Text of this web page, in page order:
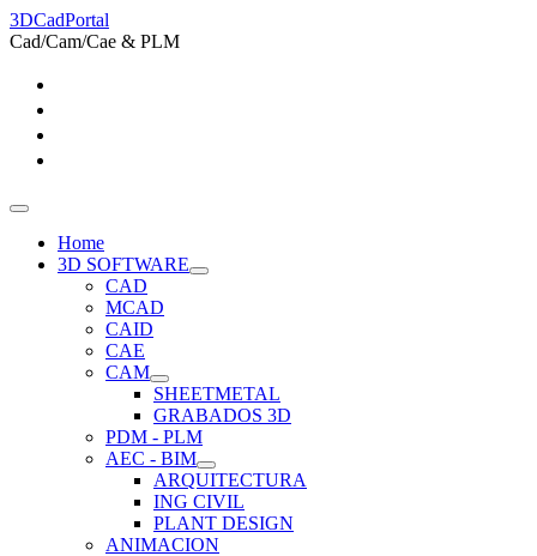
3DCadPortal
Cad/Cam/Cae & PLM
Home
3D SOFTWARE
CAD
MCAD
CAID
CAE
CAM
SHEETMETAL
GRABADOS 3D
PDM - PLM
AEC - BIM
ARQUITECTURA
ING CIVIL
PLANT DESIGN
ANIMACION